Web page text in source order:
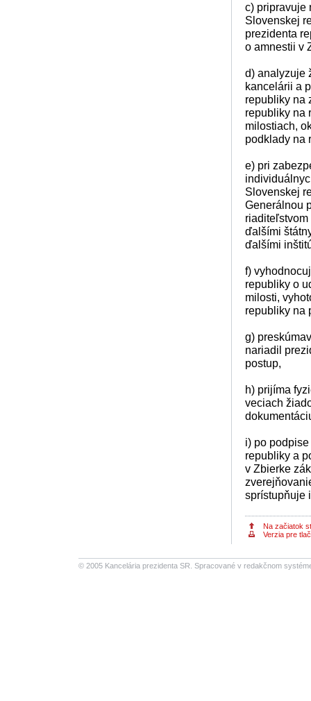
c) pripravuje
Slovenskej
prezidenta
o amnestii v
d) analyzuje
kancelárii a
republiky na
republiky na
milostiach,
podklady na
e) pri
Slovenskej
Generálnou
ďalšími
ďalšími
f)
republiky o
milosti,
republiky na
g)
nariadil
postup,
h) prijíma
veciach
i) po
republiky a
v Zbierke
sprístupňuje
Na začiatok
Verzia pre tlač
© 2005 Kancelária prezidenta SR. Spracované v redakčnom